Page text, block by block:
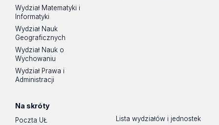
Wydział Matematyki i
Informatyki
Wydział Nauk
Geograficznych
Wydział Nauk o
Wychowaniu
Wydział Prawa i
Administracji
Na skróty
Poczta UŁ Lista wydziałów i jednostek